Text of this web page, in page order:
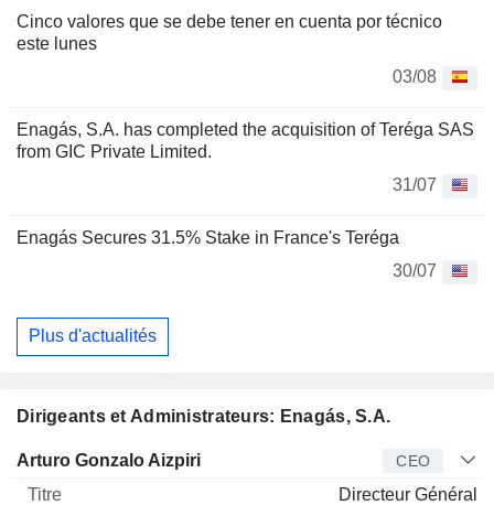
Cinco valores que se debe tener en cuenta por técnico
este lunes
03/08
Enagás, S.A. has completed the acquisition of Teréga SAS
from GIC Private Limited.
31/07
Enagás Secures 31.5% Stake in France's Teréga
30/07
Plus d'actualités
Dirigeants et Administrateurs: Enagás, S.A.
Dirigeant Titre Age Depuis
Arturo Gonzalo Aizpiri CEO
Directeur Général